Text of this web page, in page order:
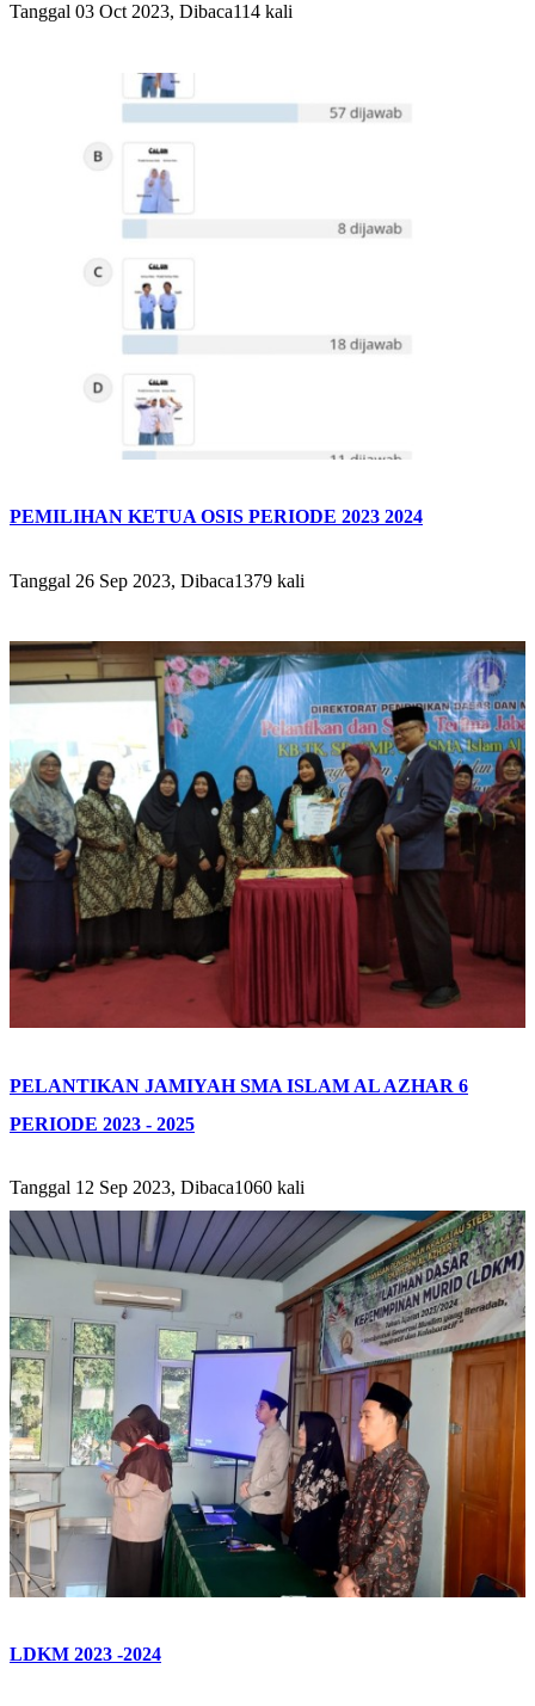
Tanggal 03 Oct 2023, Dibaca114 kali
PEMILIHAN KETUA OSIS PERIODE 2023 2024
Tanggal 26 Sep 2023, Dibaca1379 kali
PELANTIKAN JAMIYAH SMA ISLAM AL AZHAR 6
PERIODE 2023 - 2025
Tanggal 12 Sep 2023, Dibaca1060 kali
LDKM 2023 -2024